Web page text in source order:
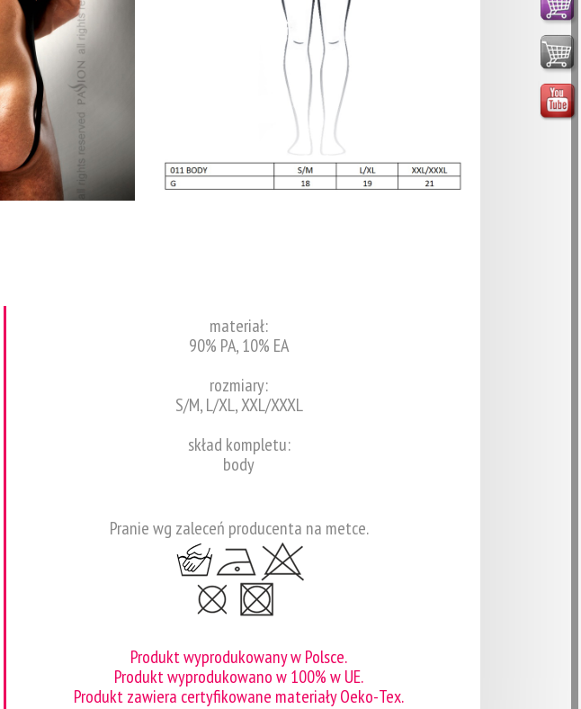
materiał:
90% PA, 10% EA
rozmiary:
S/M, L/XL, XXL/XXXL
skład kompletu:
body
Pranie wg zaleceń producenta na metce.
Produkt wyprodukowany w Polsce.
Produkt wyprodukowano w 100% w UE.
Produkt zawiera certyfikowane materiały Oeko-Tex.